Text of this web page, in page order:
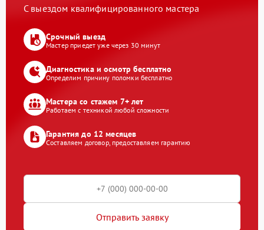
С выездом квалифицированного мастера
Срочный выезд
Мастер приедет уже через 30 минут
Диагностика и осмотр бесплатно
Определим причину поломки бесплатно
Мастера со стажем 7+ лет
Работаем с техникой любой сложности
Гарантия до 12 месяцев
Составляем договор, предоставляем гарантию
Отправить заявку